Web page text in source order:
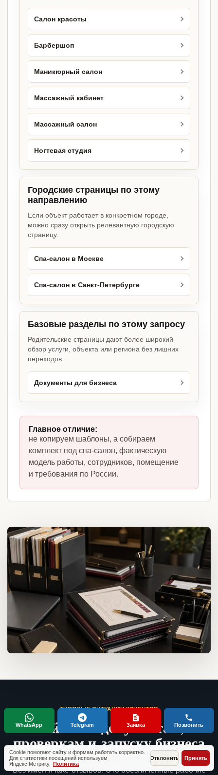
Салон красоты
Барбершоп
Маникюрный салон
Массажный кабинет
Массажный салон
Ногтевая студия
Городские страницы по этому
направлению
Если объект работает в конкретном городе,
можно сразу открыть релевантную городскую
страницу.
Спа-салон в Москве
Спа-салон в Санкт-Петербурге
Базовые разделы по этому запросу
Родительские страницы дают более широкий
обзор услуги, объекта или региона без лишних
переходов.
Документы для бизнеса
Главное отличие:
не копируем шаблоны, а собираем
комплект под спа-салон, фактическую
модель работы, сотрудников, помещение
и требования по России.
ТИПОВЫЕ СИТУАЦИИ КЛИЕНТОВ
Кейсы по документам,
проверкам и запуску бизнеса
Без имен и fake-отзывов. Это обезличенные рабочие
Cookie помогают сайту и формам работать корректно.
Для статистики посещений используем
Яндекс.Метрику. Политика
Отклонить Принять
WhatsApp Telegram Заявка Позвонить